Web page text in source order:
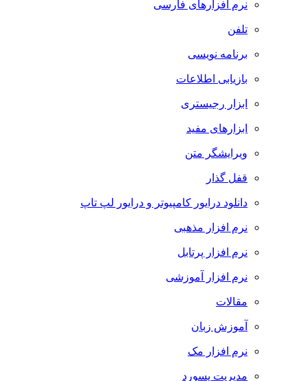
نرم افزارهای فارسی
تلفن
برنامه نویسی
بازیابی اطلاعات
ابزار رجیستری
ابزارهای مفید
ویرایشگر متن
قفل گذار
دانلود درایور کامپیوتر و درایور لپ تاپ
نرم افزار مذهبی
نرم افزار پرتابل
نرم افزار آموزشی
مقالات
آموزش زبان
نرم افزار مک
مدیریت پسورد